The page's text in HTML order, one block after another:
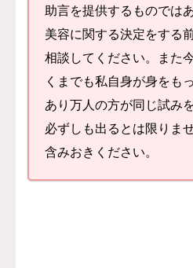
助言を提供するものでは
美容に関する決定をする
相談してください。また
くまでも私自身が身をも
あり万人の方が同じ試み
必ずしも出るとは限りま
含みおきください。